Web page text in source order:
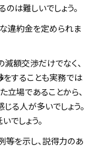
は難しいでしょう。
違約金を定められま
額交渉だけでなく、
をすることも実務では
立場であることから、
る人が多いでしょう。
でしょう。
を示し、説得力のあ